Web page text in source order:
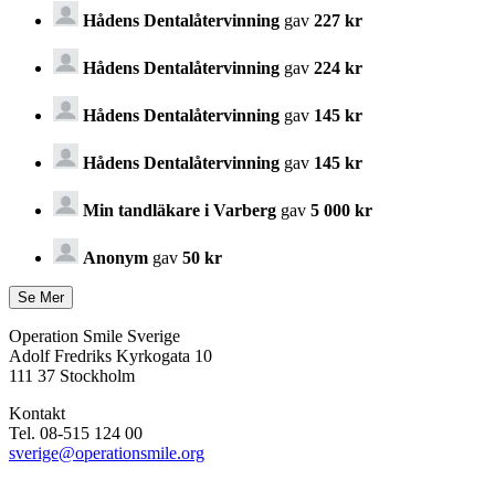
Hådens Dentalåtervinning gav 227 kr
Hådens Dentalåtervinning gav 224 kr
Hådens Dentalåtervinning gav 145 kr
Hådens Dentalåtervinning gav 145 kr
Min tandläkare i Varberg gav 5 000 kr
Anonym gav 50 kr
Operation Smile Sverige
Adolf Fredriks Kyrkogata 10
111 37 Stockholm
Kontakt
Tel. 08-515 124 00
sverige@operationsmile.org